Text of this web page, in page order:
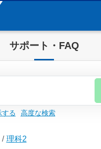
サポート・FAQ
する 高度な検索
理科2